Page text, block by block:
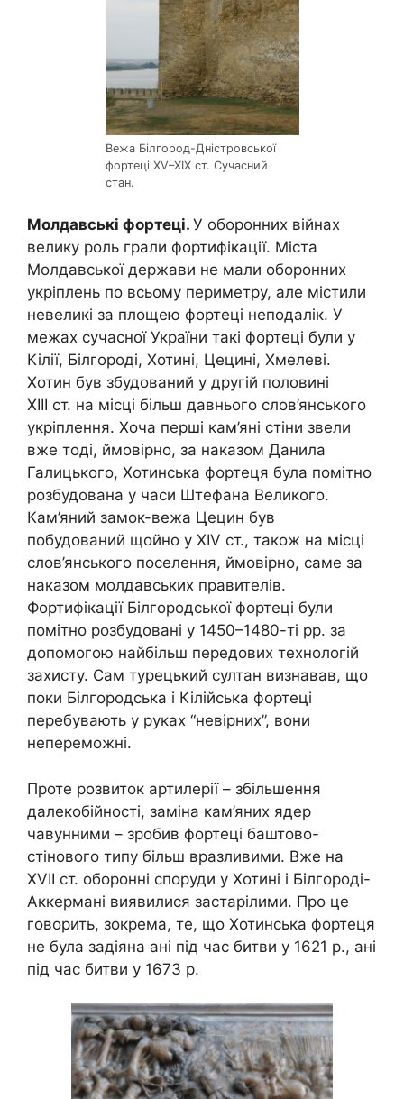
Вежа Білгород-Дністровської
фортеці XV–XІХ ст. Сучасний
стан.
Молдавські фортеці. У оборонних війнах
велику роль грали фортифікації. Міста
Молдавської держави не мали оборонних
укріплень по всьому периметру, але містили
невеликі за площею фортеці неподалік. У
межах сучасної України такі фортеці були у
Кілії, Білгороді, Хотині, Цецині, Хмелеві.
Хотин був збудований у другій половині
ХІІІ ст. на місці більш давнього слов’янського
укріплення. Хоча перші кам’яні стіни звели
вже тоді, ймовірно, за наказом Данила
Галицького, Хотинська фортеця була помітно
розбудована у часи Штефана Великого.
Кам’яний замок-вежа Цецин був
побудований щойно у XIV ст., також на місці
слов’янського поселення, ймовірно, саме за
наказом молдавських правителів.
Фортифікації Білгородської фортеці були
помітно розбудовані у 1450–1480-ті рр. за
допомогою найбільш передових технологій
захисту. Сам турецький султан визнавав, що
поки Білгородська і Кілійська фортеці
перебувають у руках “невірних”, вони
непереможні.
Проте розвиток артилерії – збільшення
далекобійності, заміна кам’яних ядер
чавунними – зробив фортеці баштово-
стінового типу більш вразливими. Вже на
XVII ст. оборонні споруди у Хотині і Білгороді-
Аккермані виявилися застарілими. Про це
говорить, зокрема, те, що Хотинська фортеця
не була задіяна ані під час битви у 1621 р., ані
під час битви у 1673 р.